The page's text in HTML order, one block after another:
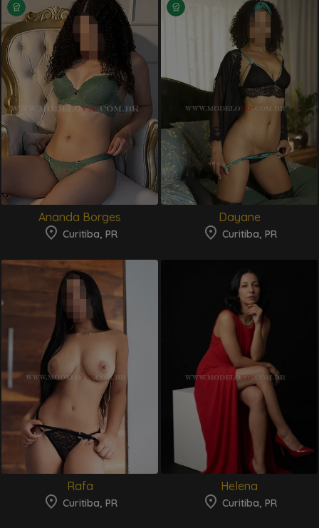
Ananda Borges
Curitiba, PR
Dayane
Curitiba, PR
Rafa
Curitiba, PR
Helena
Curitiba, PR